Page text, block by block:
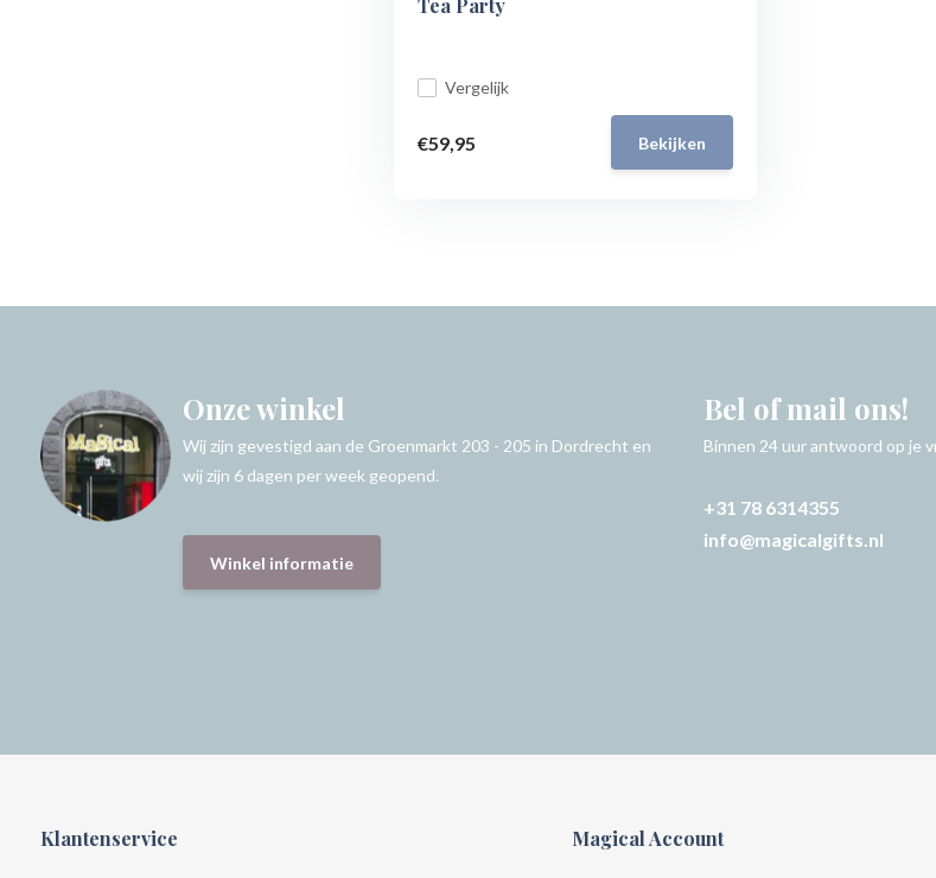
Tea Party
Vergelijk
€59,95 Bekijken
Onze winkel
Wij zijn gevestigd aan de Groenmarkt 203 - 205 in Dordrecht en
wij zijn 6 dagen per week geopend.
Winkel informatie
Bel of mail ons!
Binnen 24 uur antwoord op je
+31 78 6314355
info@magicalgifts.nl
Klantenservice Magical Account